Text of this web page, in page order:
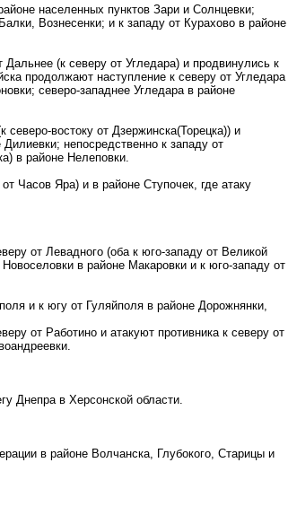
населенных пунктов Зари и Солнцевки;
Вознесенки; и к западу от Курахово в районе
(к северу от Угледара) и продвинулись к
продолжают наступление к северу от Угледара
северо-западнее Угледара в районе
востоку от Дзержинска(Торецка)) и
непосредственно к западу от
в районе Нелеповки.
Часов Яра) и в районе Ступочек, где атаку
от Левадного (оба к юго-западу от Великой
в районе Макаровки и к юго-западу от
и к югу от Гуляйполя в районе Дорожнянки,
от Работино и атакуют противника к северу от
Днепра в Херсонской области.
в районе Волчанска, Глубокого, Старицы и